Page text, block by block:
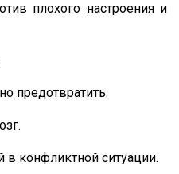
плохого настроения и
предотвратить.
в конфликтной ситуации.